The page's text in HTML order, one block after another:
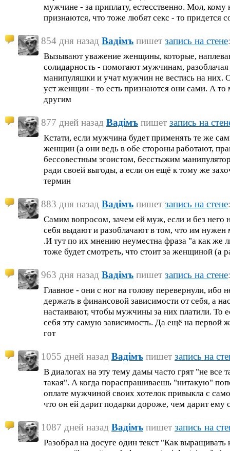
мужчине - за приплату, естесственно. Мол, кому
признаются, что тоже любят секс - то придется
854 дня назад Вадiмъ пишет запись на стене:
Вызывают уважение женщины, которые,
солидарность - помогают мужчинам,
манипуляшки и учат мужчин не вестись на них.
уст женщин - то есть признаются они сами. А
другим
877 дней назад Вадiмъ пишет запись на
Кстати, если мужчина будет применять те же
женщин (а они ведь в обе стороны работают,
бессовестным эгоистом, бесстыжим
ради своей выгоды, а если он ещё к тому же
термин
883 дня назад Вадiмъ пишет запись на стене:
Самим вопросом, зачем ей муж, если и без него
себя выдают и разоблачают в том, что им
.И тут по их мнению неуместна фраза "а как же
тоже будет смотреть, что стоит за женщиной (а
963 дня назад Вадiмъ пишет запись на стене:
Главное - они с ног на голову перевернули,
держать в финансовой зависимости от себя, а
настаивают, чтобы мужчины за них платили. То
себя эту самую зависимость. Да ещё на первой
гот
1055 дней назад Вадiмъ пишет запись на
В диалогах на эту тему дамы часто грят "не все
такая". А когда пораспрашиваешь "нитакую"
оплате мужчиной своих хотелок привыкла с
что он ей дарит подарки дороже, чем дарит ему
1087 дней назад Вадiмъ пишет запись на
Разобрал на досуге один текст "Как